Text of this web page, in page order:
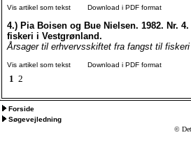
Vis artikel som tekst Download i PDF format
4.) Pia Boisen og Bue Nielsen. 1982. Nr.
fiskeri i Vestgrønland.
Årsager til erhvervsskiftet fra fangst til
Vis artikel som tekst Download i PDF format
1 2
Forside
Søgevejledning
© Det